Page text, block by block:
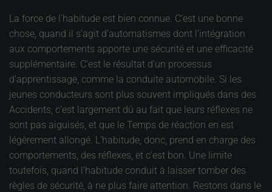
La force de l’habitude est bien connue. C’est une bonne
chose, quand il s’agit d’automatismes dont l’intégration
aux comportements apporte une sécurité et une efficacité
supplémentaire. C’est le résultat d’un processus
d’apprentissage, comme la conduite automobile. Si les
jeunes conducteurs sont plus souvent impliqués dans des
Accidents, c’est largement dû au fait que leurs réflexes ne
sont pas aiguisés, et que le Temps de réaction en est
légèrement allongé. L’habitude, donc, prend en charge des
comportements, des réflexes, et c’est bon. Une limite
toutefois, quand l’habitude conduit à laisser tomber des
règles de sécurité, à ne plus faire attention. Restons dans le